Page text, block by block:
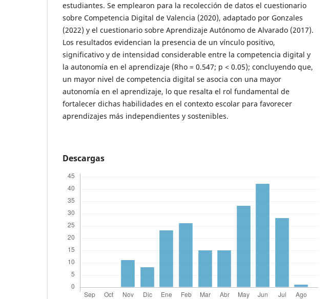
estudiantes. Se emplearon para la recolección de datos el cuestionario
sobre Competencia Digital de Valencia (2020), adaptado por Gonzales
(2022) y el cuestionario sobre Aprendizaje Autónomo de Alvarado (2017).
Los resultados evidencian la presencia de un vínculo positivo,
significativo y de intensidad considerable entre la competencia digital y
la autonomía en el aprendizaje (Rho = 0.547; p < 0.05); concluyendo que,
un mayor nivel de competencia digital se asocia con una mayor
autonomía en el aprendizaje, lo que resalta el rol fundamental de
fortalecer dichas habilidades en el contexto escolar para favorecer
aprendizajes más independientes y sostenibles.
Descargas